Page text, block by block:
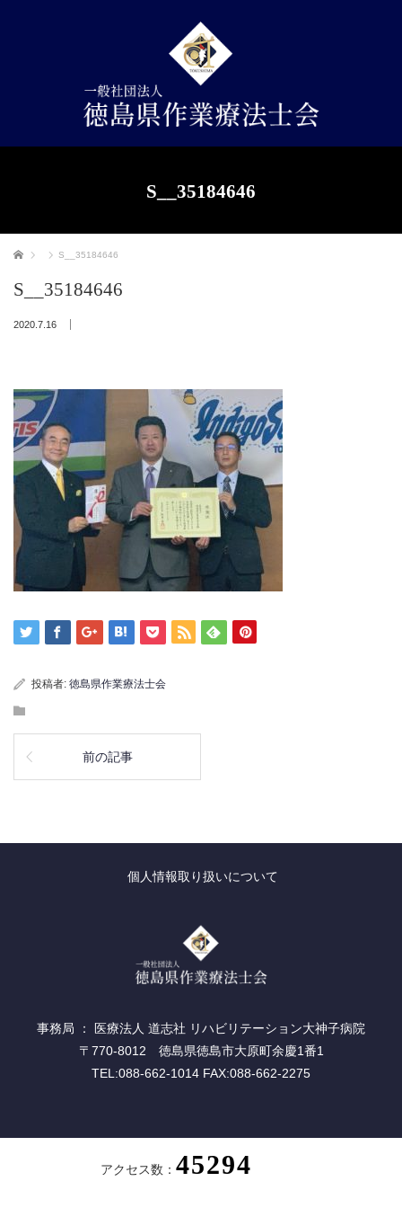
S__35184646
ホーム S__35184646
S__35184646
2020.7.16
投稿者: 徳島県作業療法士会
前の記事
個人情報取り扱いについて
事務局 ： 医療法人 道志社 リハビリテーション大神子病院
〒770-8012 徳島県徳島市大原町余慶1番1
TEL:088-662-1014 FAX:088-662-2275
アクセス数：